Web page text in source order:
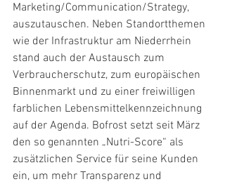
Marketing/Communication/Strategy,
auszutauschen. Neben Standortthemen
wie der Infrastruktur am Niederrhein
stand auch der Austausch zum
Verbraucherschutz, zum europäischen
Binnenmarkt und zu einer freiwilligen
farblichen Lebensmittelkennzeichnung
auf der Agenda. Bofrost setzt seit März
den so genannten „Nutri-Score“ als
zusätzlichen Service für seine Kunden
ein, um mehr Transparenz und